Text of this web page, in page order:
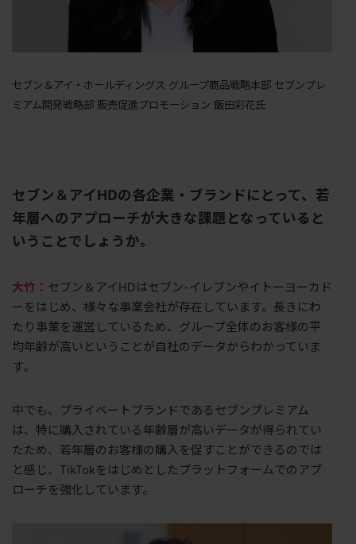
セブン＆アイ・ホールディングス グループ商品戦略本部 セブンプレ
ミアム開発戦略部 販売促進プロモーション 飯田彩花氏
セブン＆アイ HDの各企業・ブランドにとって、若
年層へのアプローチが大きな課題となっていると
いうことでしょうか。
大竹： セブン＆アイHDはセブン-イレブンやイトーヨーカド
ーをはじめ、様々な事業会社が存在しています。長きにわ
たり事業を運営しているため、グループ全体のお客様の平
均年齢が高いということが自社のデータからわかっていま
す。
中でも、プライベートブランドであるセブンプレミアム
は、特に購入されている年齢層が高いデータが得られてい
たため、若年層のお客様の購入を促すことができるのでは
と感じ、TikTokをはじめとしたプラットフォームでのアプ
ローチを強化しています。